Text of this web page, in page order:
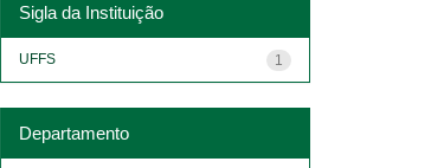
Sigla da Instituição
1
UFFS
Departamento